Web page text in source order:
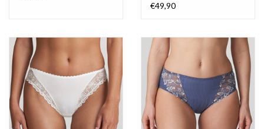
€49,90